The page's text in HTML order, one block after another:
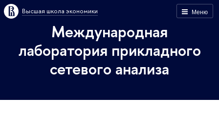
Меню
Высшая школа экономики
Международная
лаборатория прикладного
сетевого анализа